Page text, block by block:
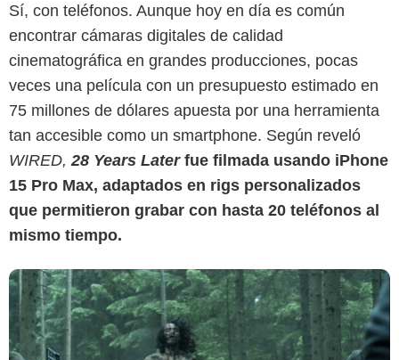
Sí, con teléfonos. Aunque hoy en día es común
encontrar cámaras digitales de calidad
cinematográfica en grandes producciones, pocas
veces una película con un presupuesto estimado en
75 millones de dólares apuesta por una herramienta
tan accesible como un smartphone. Según reveló
WIRED, 28 Years Later fue filmada usando iPhone
15 Pro Max, adaptados en rigs personalizados
que permitieron grabar con hasta 20 teléfonos al
mismo tiempo.
Mercado Negro